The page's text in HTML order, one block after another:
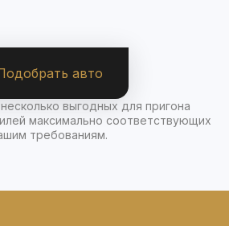
авто
выгодных для пригона
максимально соответствующих
требованиям.